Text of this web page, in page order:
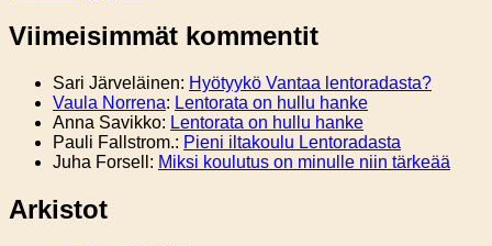
Viimeisimmät kommentit
Sari Järveläinen: Hyötyykö Vantaa lentoradasta?
Vaula Norrena: Lentorata on hullu hanke
Anna Savikko: Lentorata on hullu hanke
Pauli Fallstrom.: Pieni iltakoulu Lentoradasta
Juha Forsell : Miksi koulutus on minulle niin tärkeää
Arkistot